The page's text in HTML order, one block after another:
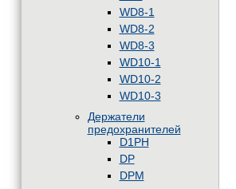
WD8-1
WD8-2
WD8-3
WD10-1
WD10-2
WD10-3
Держатели
предохранителей
D1PH
DP
DPM